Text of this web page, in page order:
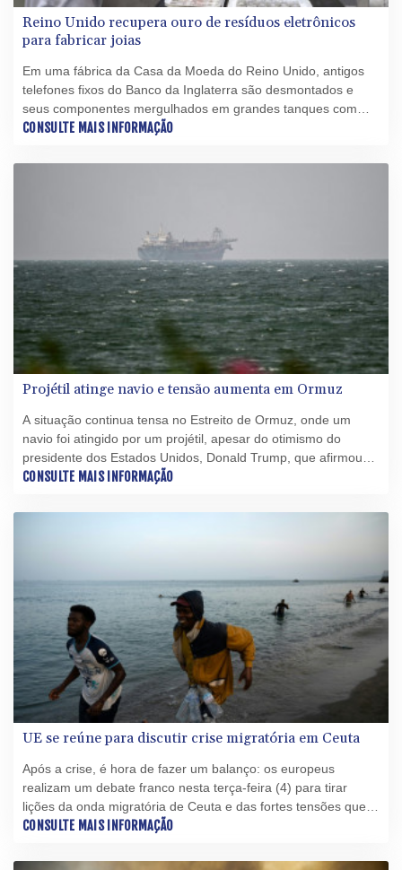
Reino Unido recupera ouro de resíduos eletrônicos
para fabricar joias
Em uma fábrica da Casa da Moeda do Reino Unido, antigos
telefones fixos do Banco da Inglaterra são desmontados e
seus componentes mergulhados em grandes tanques com
substâncias químicas. O objetivo é recuperar o ouro presente
CONSULTE MAIS INFORMAÇÃO
Projétil atinge navio e tensão aumenta em Ormuz
A situação continua tensa no Estreito de Ormuz, onde um
navio foi atingido por um projétil, apesar do otimismo do
presidente dos Estados Unidos, Donald Trump, que afirmou
que as negociações com o Irã avançam e que a estratégica
CONSULTE MAIS INFORMAÇÃO
UE se reúne para discutir crise migratória em Ceuta
Após a crise, é hora de fazer um balanço: os europeus
realizam um debate franco nesta terça-feira (4) para tirar
lições da onda migratória de Ceuta e das fortes tensões que
ela gerou.
CONSULTE MAIS INFORMAÇÃO